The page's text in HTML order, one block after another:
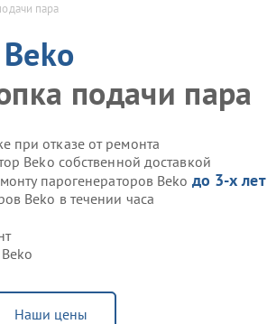
пара
Beko
подачи пара
при отказе от ремонта
Beko собственной доставкой
парогенераторов Beko до 3-х лет
Beko в течении часа
Наши цены